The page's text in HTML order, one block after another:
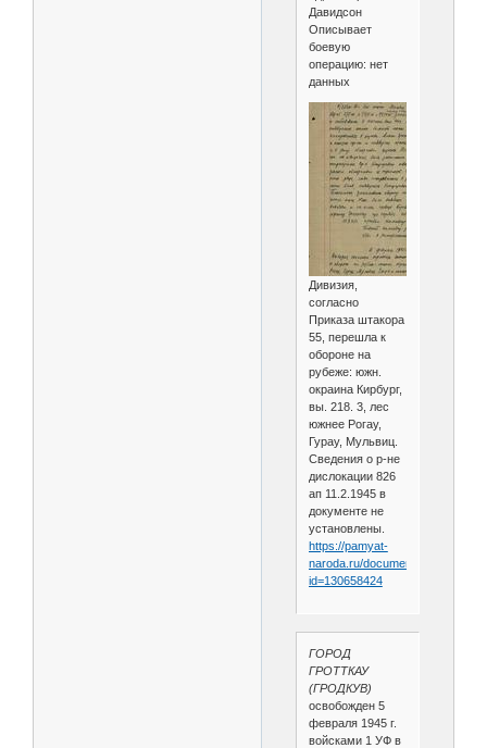
Давидсон
Описывает
боевую
операцию: нет
данных
Дивизия,
согласно
Приказа штакора
55, перешла к
обороне на
рубеже: южн.
окраина Кирбург,
вы. 218. 3, лес
южнее Рогау,
Гурау, Мульвиц.
Сведения о р-не
дислокации 826
ап 11.2.1945 в
документе не
установлены.
https://pamyat-
naroda.ru/documents/view/?
id=130658424
ГОРОД
ГРОТТКАУ
(ГРОДКУВ)
освобожден 5
февраля 1945 г.
войсками 1 УФ в